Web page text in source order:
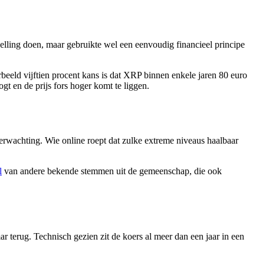
doen, maar gebruikte wel een eenvoudig financieel principe
vijftien procent kans is dat XRP binnen enkele jaren 80 euro
en de prijs fors hoger komt te liggen.
Wie online roept dat zulke extreme niveaus haalbaar
van andere bekende stemmen uit de gemeenschap, die ook
terug. Technisch gezien zit de koers al meer dan een jaar in een